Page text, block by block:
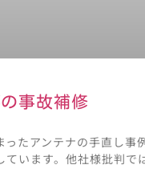
事故補修
たアンテナの手直し
ています。他社様批判